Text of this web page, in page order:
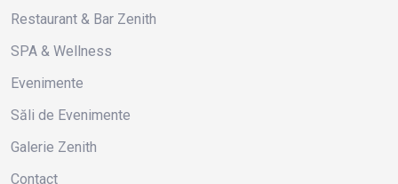
Restaurant & Bar Zenith
SPA & Wellness
Evenimente
Săli de Evenimente
Galerie Zenith
Contact